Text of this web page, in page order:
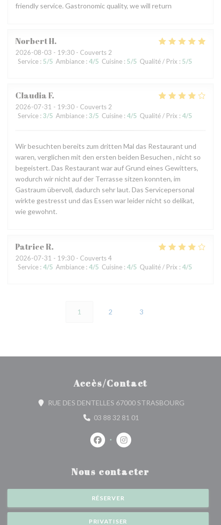
friendly service. Gastronomic quality, we will return
NorbertH
2026-08-03 - 19:30 - Couverts 2
Service : 5/5 Ambiance : 4/5 Cuisine : 5/5 Qualité / Prix : 5/5
ClaudiaF
2026-07-31 - 19:30 - Couverts 2
Service : 3/5 Ambiance : 3/5 Cuisine : 4/5 Qualité / Prix : 4/5
Wir besuchten bereits zum dritten Mal das Restaurant und
waren, verglichen mit den ersten beiden Besuchen , nicht so
begeistert. Das Restaurant war auf Grund eines Gewitters,
wodurch wir nicht auf der Terrasse sitzen konnten, im
Gastraum übervoll, dadurch sehr laut. Das Servicepersonal
wirkte gestresst und das Essen war leider nicht so delikat,
wie gewohnt.
PatriceR
2026-07-31 - 19:30 - Couverts 4
Service : 4/5 Ambiance : 4/5 Cuisine : 4/5 Qualité / Prix : 4/5
1 2 3
Accès/Contact
RUE DES DENTELLES 67000 STRASBOURG
03 88 32 81 01
Facebook ((ouvre une nouvelle
Instagram ((ouvre une
Nous contacter
RÉSERVER
PRIVATISER